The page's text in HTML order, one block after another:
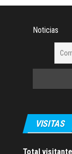
Noticias
VISITAS
Total